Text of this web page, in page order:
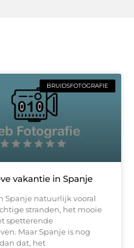
BRUIDSFOTOGRAFIE
vakantie in Spanje
Spanje natuurlijk vooral
stranden, het mooie
spetterende
Maar Spanje is nog
dat, het